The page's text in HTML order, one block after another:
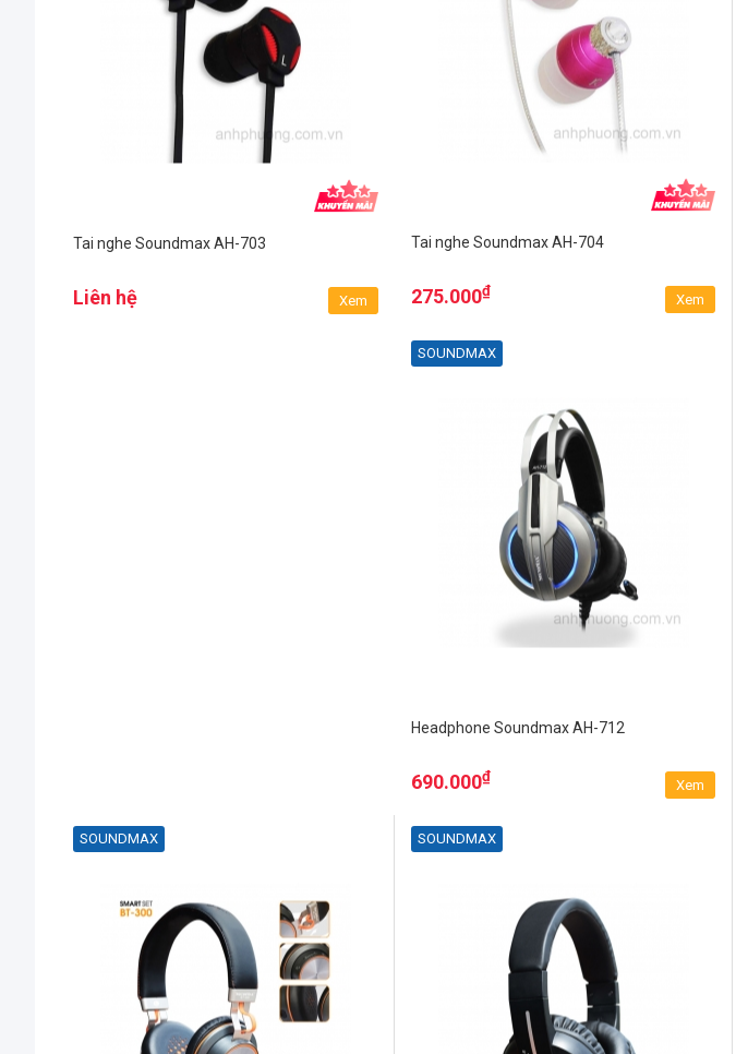
Tai nghe Soundmax AH-703
Liên hệ Xem
Tai nghe Soundmax AH-704
275.000₫
Xem
SOUNDMAX
Headphone Soundmax AH-712
690.000₫
Xem
SOUNDMAX SOUNDMAX